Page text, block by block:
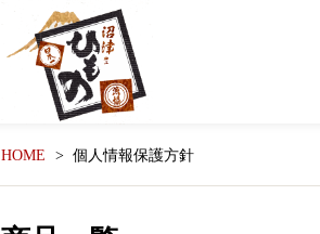
HOME 個人情報保護方針